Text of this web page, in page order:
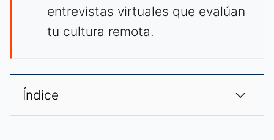
entrevistas virtuales que evalúan
tu cultura remota.
Índice